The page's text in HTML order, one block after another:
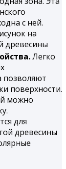
с ней.
на
древесины
Легко
позволяют
поверхности.
можно
для
древесины